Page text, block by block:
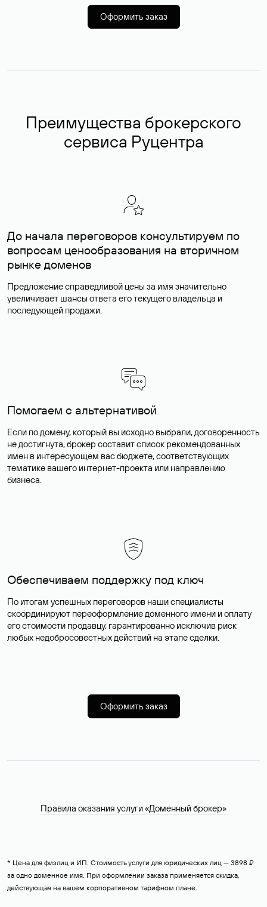
Оформить заказ
Преимущества брокерского
сервиса Руцентра
До начала переговоров консультируем по
вопросам ценообразования на вторичном
рынке доменов
Предложение справедливой цены за имя значительно
увеличивает шансы ответа его текущего владельца и
последующей продажи.
Помогаем с альтернативой
Если по домену, который вы исходно выбрали, договоренность
не достигнута, брокер составит список рекомендованных
имен в интересующем вас бюджете, соответствующих
тематике вашего интернет-проекта или направлению
бизнеса.
Обеспечиваем поддержку под ключ
По итогам успешных переговоров наши специалисты
скоординируют переоформление доменного имени и оплату
его стоимости продавцу, гарантированно исключив риск
любых недобросовестных действий на этапе сделки.
Оформить заказ
Правила оказания услуги «Доменный брокер»
* Цена для физлиц и ИП. Стоимость услуги для юридических лиц — 3898 ₽
за одно доменное имя. При оформлении заказа применяется скидка,
действующая на вашем корпоративном тарифном плане.